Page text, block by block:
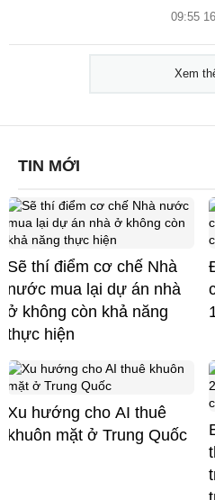
09:55
Xem
TIN MỚI
Sẽ thí điểm cơ chế Nhà
nước mua lại dự án nhà
ở không còn khả năng
thực hiện
Xu hướng cho AI thuê
khuôn mặt ở Trung Quốc